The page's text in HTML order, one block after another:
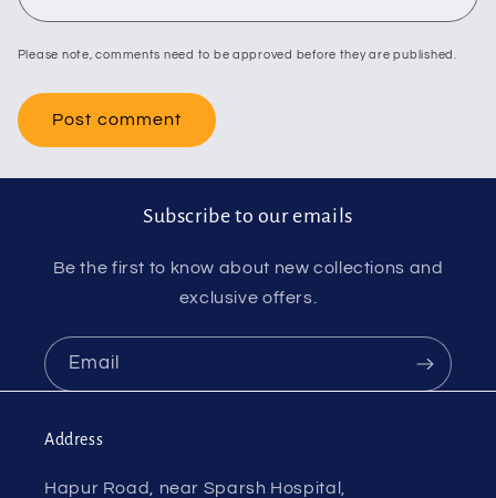
Please note, comments need to be approved before they are published.
Subscribe to our emails
Be the first to know about new collections and
exclusive offers.
Email
Address
Hapur Road, near Sparsh Hospital,